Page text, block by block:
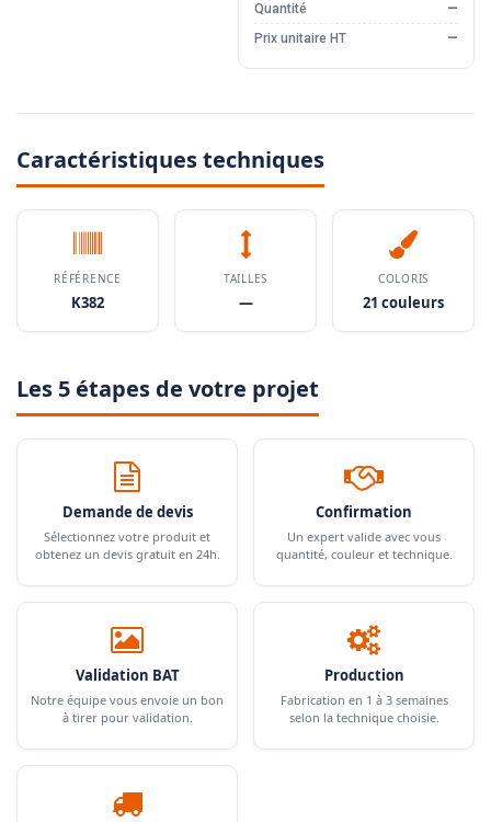
Quantité
—
Prix unitaire HT
—
Caractéristiques techniques
RÉFÉRENCE
K382
TAILLES
—
COLORIS
21 couleurs
Les 5 étapes de votre projet
Demande de devis
Sélectionnez votre produit et
obtenez un devis gratuit en 24h.
Confirmation
Un expert valide avec vous
quantité, couleur et technique.
Validation BAT
Notre équipe vous envoie un bon
à tirer pour validation.
Production
Fabrication en 1 à 3 semaines
selon la technique choisie.